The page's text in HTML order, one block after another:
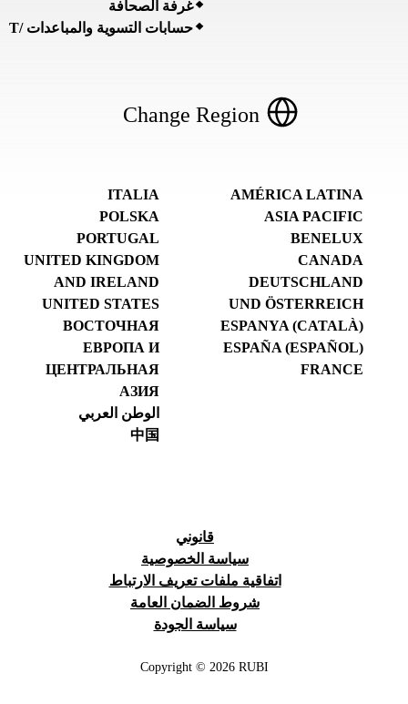
غرفة الصحافة
حسابات التسوية والمباعدات /T
Change Region
AMÉRICA LATINA
ASIA PACIFIC
BENELUX
CANADA
DEUTSCHLAND
UND ÖSTERREICH
ESPANYA (CATALÀ)
ESPAÑA (ESPAÑOL)
FRANCE
ITALIA
POLSKA
PORTUGAL
UNITED KINGDOM
AND IRELAND
UNITED STATES
ВОСТОЧНАЯ
ЕВРОПА И
ЦЕНТРАЛЬНАЯ
АЗИЯ
الوطن العربي
中国
قانوني
سياسة الخصوصية
اتفاقية ملفات تعريف الارتباط
شروط الضمان العامة
سياسة الجودة
Copyright © 2026 RUBI